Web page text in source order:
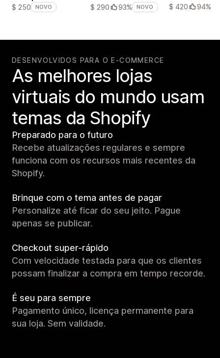
$ 250
NOVO
$ 290
93% NOVO
$ 420
94%
DESENVOLVIDOS PARA O E-COMMERCE
As melhores lojas
virtuais do mundo usam
temas da Shopify
Preparado para o futuro
Recebe atualizações regulares e sempre
funciona com os recursos mais recentes da
Shopify.
Brinque com o tema antes de pagar
Personalize até ficar do seu jeito. Pague
apenas se publicar.
Checkout super-rápido
Com velocidade testada para que os clientes
possam finalizar a compra em tempo recorde.
É seu para sempre
Pagamento único, licença permanente para
sua loja. Sem validade.